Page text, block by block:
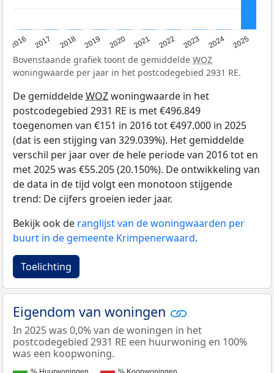
2016 2017 2018 2019 2020 2021 2022 2023 2024 2025
Bovenstaande grafiek toont de gemiddelde WOZ
woningwaarde per jaar in het postcodegebied 2931 RE.
De gemiddeldeWOZwoningwaarde in het
postcodegebied 2931 RE is met €496.849
toegenomen van €151 in 2016 tot €497.000 in 2025
(dat is een stijging van 329.039%). Het gemiddelde
verschil per jaar over de hele periode van 2016 tot en
met 2025 was €55.205 (20.150%). De ontwikkeling van
de data in de tijd volgt een monotoon stijgende
trend: De cijfers groeien ieder jaar.
Bekijk ook de ranglijst van de woningwaarden per
buurt in de gemeente Krimpenerwaard.
Toelichting
Eigendom van woningen
In 2025 was 0,0% van de woningen in het
postcodegebied 2931 RE een huurwoning en 100%
was een koopwoning.